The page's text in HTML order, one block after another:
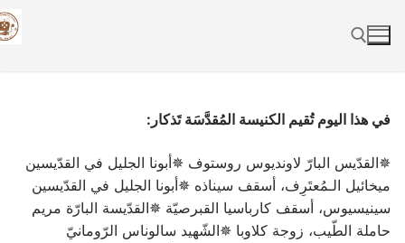
Skip
to
Search for:
في هذا اليوم تُقيم الكنيسة المُقدَّسَة تَذكار:
✵القدّيس البارّ لاونديوس روستوف ✵أبونا الجليل في القدّيسين
ميخائيل الـمُعتَرِف، أسقف سيناذه ✵أبونا الجليل في القدّيسين
سينيسيوس، أسقف كارباسيا القبرصيّة ✵القدّيسة البارّة مريم
حاملة الطّيب، زوجة كلاوبا ✵الشّهيد سالوناس الرّومانيّ